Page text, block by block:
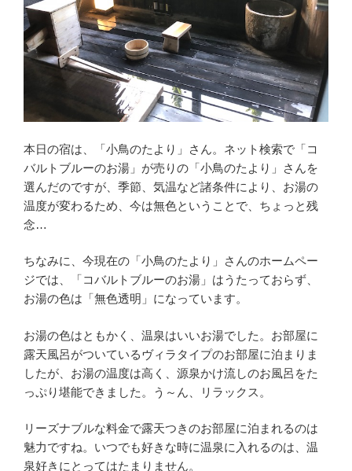
本日の宿は、「小鳥のたより」さん。ネット検索で「コ
バルトブルーのお湯」が売りの「小鳥のたより」さんを
選んだのですが、季節、気温など諸条件により、お湯の
温度が変わるため、今は無色ということで、ちょっと残
念…
ちなみに、今現在の「小鳥のたより」さんのホームペー
ジでは、「コバルトブルーのお湯」はうたっておらず、
お湯の色は「無色透明」になっています。
お湯の色はともかく、温泉はいいお湯でした。お部屋に
露天風呂がついているヴィラタイプのお部屋に泊まりま
したが、お湯の温度は高く、源泉かけ流しのお風呂をた
っぷり堪能できました。う～ん、リラックス。
リーズナブルな料金で露天つきのお部屋に泊まれるのは
魅力ですね。いつでも好きな時に温泉に入れるのは、温
泉好きにとってはたまりません。